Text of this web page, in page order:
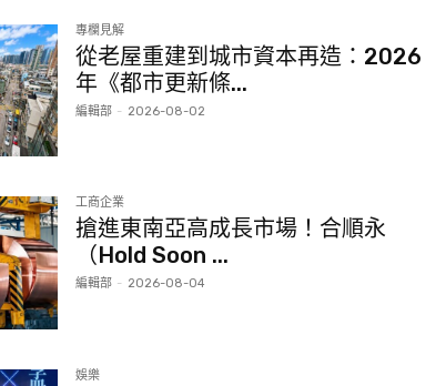
專欄見解
從老屋重建到城市資本再造：2026
年《都市更新條...
編輯部 - 2026-08-02
工商企業
搶進東南亞高成長市場！合順永
（Hold Soon ...
編輯部 - 2026-08-04
娛樂